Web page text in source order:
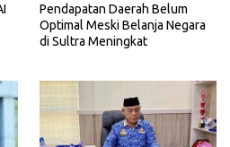
Pendapatan Daerah Belum
Optimal Meski Belanja Negara
di Sultra Meningkat